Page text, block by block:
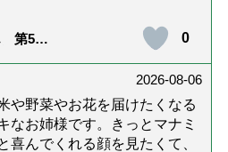
第500
0
2026-08-06
や野菜やお花を届けたくなる
なお姉様です。きっとマナミ
喜んでくれる顔を見たくて、